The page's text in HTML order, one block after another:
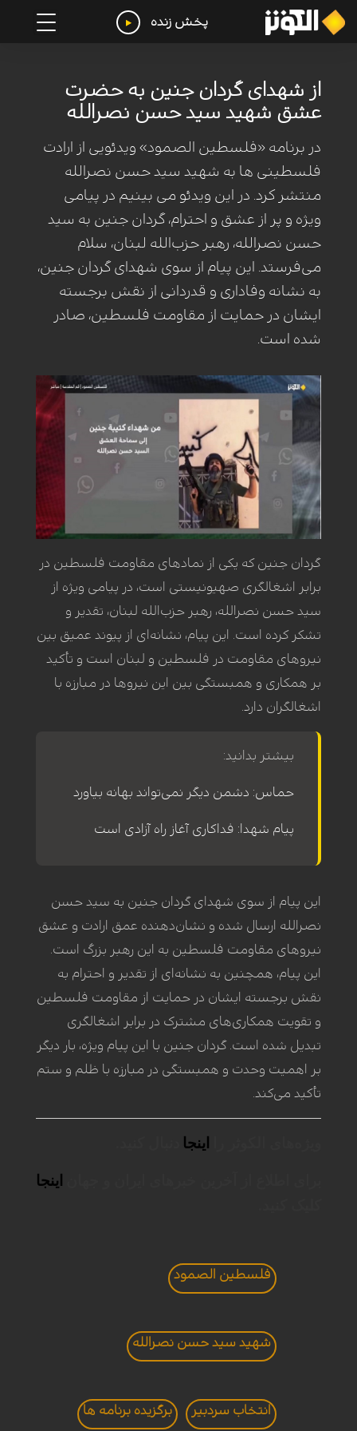
پخش زنده
از شهدای گردان جنین به حضرت
عشق شهید سید حسن نصرالله
در برنامه «فلسطین الصمود» ویدئویی از ارادت
فلسطینی ها به شهید سید حسن نصرالله
منتشر کرد. در این ویدئو می بینیم در پیامی
ویژه و پر از عشق و احترام، گردان جنین به سید
حسن نصرالله، رهبر حزب‌الله لبنان، سلام
می‌فرستد. این پیام از سوی شهدای گردان جنین،
به نشانه وفاداری و قدردانی از نقش برجسته
ایشان در حمایت از مقاومت فلسطین، صادر
شده است.
گردان جنین که یکی از نمادهای مقاومت فلسطین در
برابر اشغالگری صهیونیستی است، در پیامی ویژه از
سید حسن نصرالله، رهبر حزب‌الله لبنان، تقدیر و
تشکر کرده است. این پیام، نشانه‌ای از پیوند عمیق بین
نیروهای مقاومت در فلسطین و لبنان است و تأکید
بر همکاری و همبستگی بین این نیروها در مبارزه با
اشغالگران دارد.
بیشتر بدانید:
حماس: دشمن دیگر نمی‌تواند بهانه بیاورد
پیام شهدا: فداکاری آغاز راه آزادی است
این پیام از سوی شهدای گردان جنین به سید حسن
نصرالله ارسال شده و نشان‌دهنده عمق ارادت و عشق
نیروهای مقاومت فلسطین به این رهبر بزرگ است.
این پیام، همچنین به نشانه‌ای از تقدیر و احترام به
نقش برجسته ایشان در حمایت از مقاومت فلسطین
و تقویت همکاری‌های مشترک در برابر اشغالگری
تبدیل شده است. گردان جنین با این پیام ویژه، بار دیگر
بر اهمیت وحدت و همبستگی در مبارزه با ظلم و ستم
تأکید می‌کند.
اینجا
اینجا
فلسطین الصمود
شهید سید حسن نصرالله
انتخاب سردبير برگزيده برنامه ها